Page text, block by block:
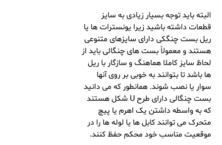
البته باید توجه بسیار زیادی به سایز
قطعات داشته باشید زیرا یونسترات ها یا
ریل بست چنگکی دارای سایزهای متنوعی
هستند و معمولاً بست های چنگالی باید از
لحاظ سایز کاملا هماهنگ و سازگار با ریل
ها باشد تا بتوانند به خوبی بر روی آنها
سوار یا نصب شوند. همانطور که می دانید
بست چنگالی دارای طرح U شکل هستند
که به واسطه داشتن یک اهرم یا پیچ
متحرک می توانند کابل ها یا لوله ها را در
موقعیت مناسب خود محکم حفظ کنند.